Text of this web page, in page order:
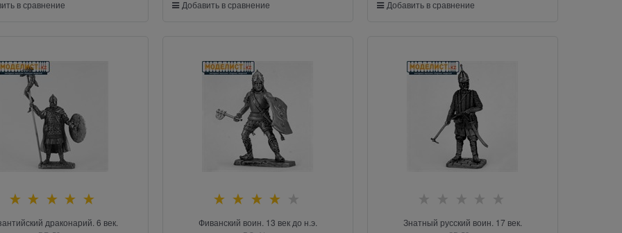
в сравнение Добавить в сравнение Добавить в сравнение
драконарий. 6 век. Фиванский воин. 13 век до н.э. Знатный русский воин. 17 век.